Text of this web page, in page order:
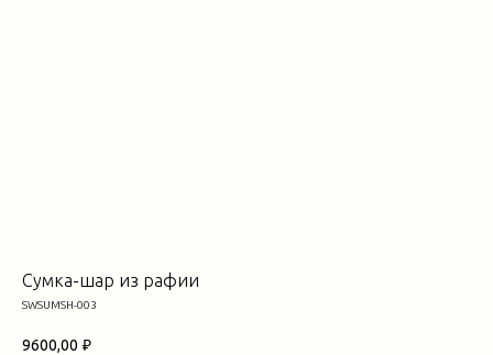
Сумка-шар из рафии
SWSUMSH-003
9600,00 ₽